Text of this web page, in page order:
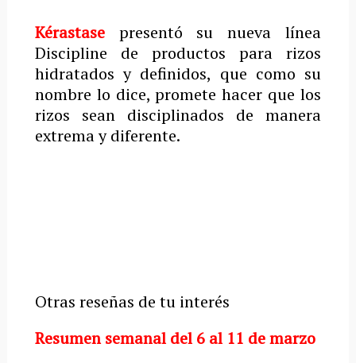
Kérastasepresentó su nueva línea
Discipline de productos para rizos
hidratados y definidos, que como su
nombre lo dice, promete hacer que los
rizos sean disciplinados de manera
extrema y diferente.
Otras reseñas de tu interés
Resumen semanal del 6 al 11 de marzo